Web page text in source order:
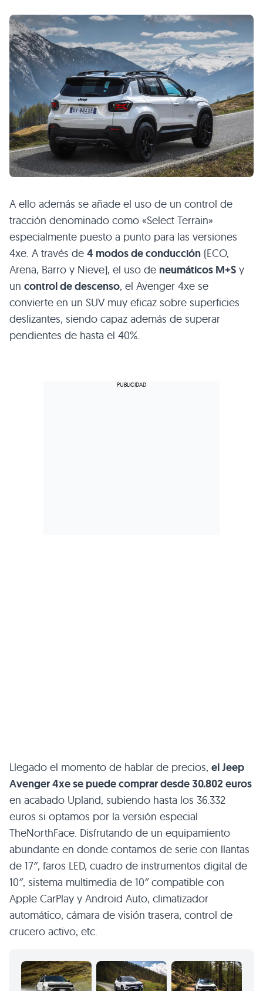
A ello además se añade el uso de un control de
tracción denominado como «Select Terrain»
especialmente puesto a punto para las versiones
4xe. A través de 4 modos de conducción (ECO,
Arena, Barro y Nieve), el uso de neumáticos M+S y
un control de descenso, el Avenger 4xe se
convierte en un SUV muy eficaz sobre superficies
deslizantes, siendo capaz además de superar
pendientes de hasta el 40%.
Llegado el momento de hablar de precios, el Jeep
Avenger 4xe se puede comprar desde 30.802 euros
en acabado Upland, subiendo hasta los 36.332
euros si optamos por la versión especial
TheNorthFace. Disfrutando de un equipamiento
abundante en donde contamos de serie con llantas
de 17″, faros LED, cuadro de instrumentos digital de
10″, sistema multimedia de 10″ compatible con
Apple CarPlay y Android Auto, climatizador
automático, cámara de visión trasera, control de
crucero activo, etc.